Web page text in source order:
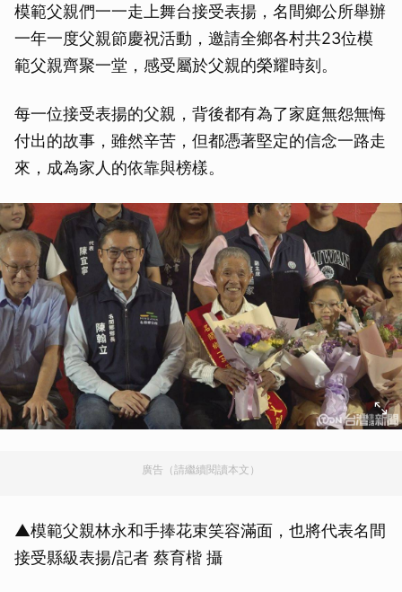
模範父親們一一走上舞台接受表揚，名間鄉公所舉辦
一年一度父親節慶祝活動，邀請全鄉各村共23位模
範父親齊聚一堂，感受屬於父親的榮耀時刻。
每一位接受表揚的父親，背後都有為了家庭無怨無悔
付出的故事，雖然辛苦，但都憑著堅定的信念一路走
來，成為家人的依靠與榜樣。
廣告（請繼續閱讀本文）
▲模範父親林永和手捧花束笑容滿面，也將代表名間
接受縣級表揚/記者 蔡育楷 攝